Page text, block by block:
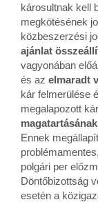
károsultnak kell
megkötésének
közbeszerzési
ajánlat
vagyonában
és az elmaradt
kár felmerülése
megalapozott
Ennek
polgári per
Döntőbizottság
esetén a